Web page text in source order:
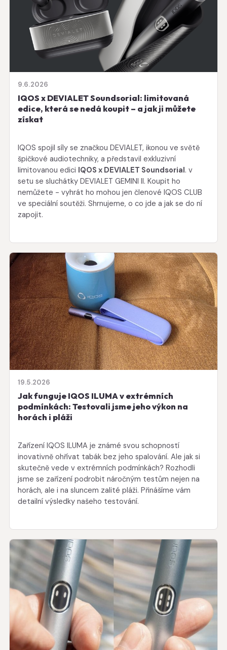
9.6.2026
IQOS x DEVIALET Soundsorial: limitovaná
edice, která se nedá koupit – a jak ji můžete
získat
IQOS spojil síly se značkou DEVIALET, ikonou ve světě
špičkové audiotechniky, a představil exkluzivní
limitovanou edici IQOS x DEVIALET Soundsorial. v
setu se sluchátky DEVIALET GEMINI II. Koupit ho
nemůžete - vyhrát ho mohou jen členové IQOS CLUB
ve speciální soutěži. Shrnujeme, o co jde a jak se do ní
zapojit.
19.5.2026
Jak funguje IQOS ILUMA v extrémních
podmínkách: Testovali jsme jeho výkon na
horách i pláži
Zařízení IQOS ILUMA je známé svou schopností
inovativně ohřívat tabák bez jeho spalování. Ale jak si
skutečně vede v extrémních podmínkách? Rozhodli
jsme se zařízení podrobit náročným testům nejen na
horách, ale i na sluncem zalité pláži. Přinášíme vám
detailní výsledky našeho testování.